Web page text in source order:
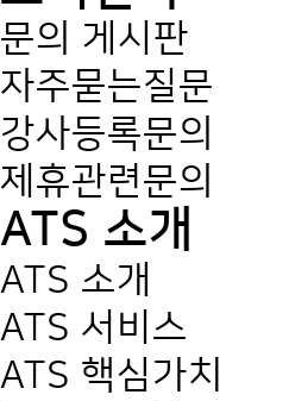
문의 게시판
자주묻는질문
강사등록문의
제휴관련문의
ATS 소개
ATS 소개
ATS 서비스
ATS 핵심가치